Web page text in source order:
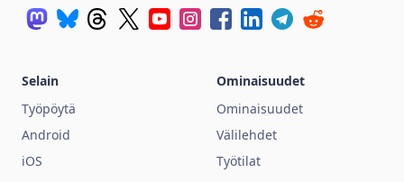
Selain
Työpöytä
Android
iOS
Ominaisuudet
Ominaisuudet
Välilehdet
Työtilat